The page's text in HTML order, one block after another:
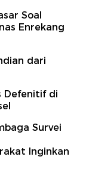
Soal
Enrekang
dari
Defenitif di
Survei
Inginkan